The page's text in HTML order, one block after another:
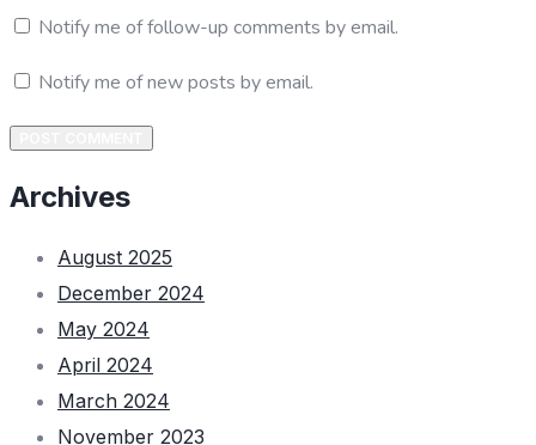
Notify me of follow-up comments by email.
Notify me of new posts by email.
Archives
August 2025
December 2024
May 2024
April 2024
March 2024
November 2023